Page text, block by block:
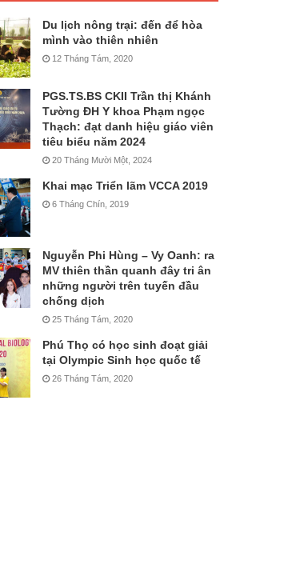
Du lịch nông trại: đến để hòa
mình vào thiên nhiên
12 Tháng Tám, 2020
PGS.TS.BS CKII Trần thị Khánh
Tường ĐH Y khoa Phạm ngọc
Thạch: đạt danh hiệu giáo viên
tiêu biểu năm 2024
20 Tháng Mười Một, 2024
Khai mạc Triển lãm VCCA 2019
6 Tháng Chín, 2019
Nguyễn Phi Hùng – Vy Oanh: ra
MV thiên thần quanh đây tri ân
những người trên tuyến đầu
chống dịch
25 Tháng Tám, 2020
Phú Thọ có học sinh đoạt giải
tại Olympic Sinh học quốc tế
26 Tháng Tám, 2020